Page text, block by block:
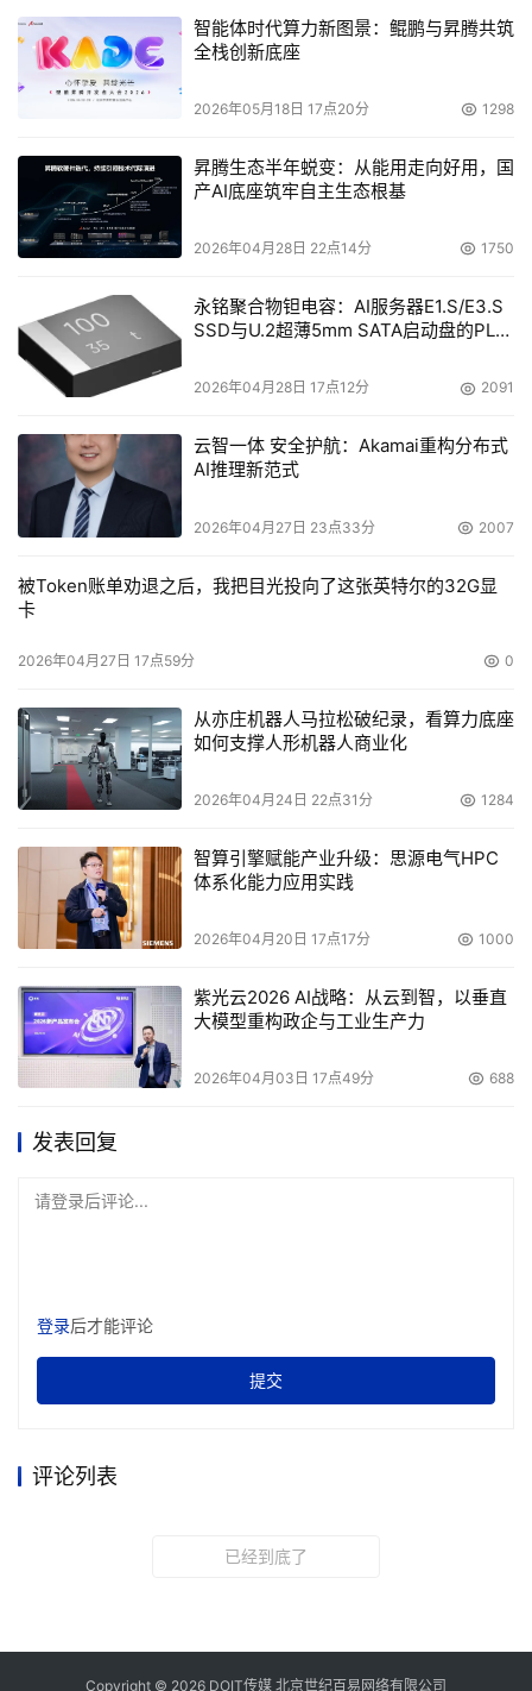
智能体时代算力新图景：鲲鹏与昇腾共筑
全栈创新底座
2026年05月18日 17点20分 1298
昇腾生态半年蜕变：从能用走向好用，国
产AI底座筑牢自主生态根基
2026年04月28日 22点14分 1750
永铭聚合物钽电容：AI服务器E1.S/E3.S
SSD与U.2超薄5mm SATA启动盘的PLP
2026年04月28日 17点12分 2091
云智一体 安全护航：Akamai重构分布式
AI推理新范式
2026年04月27日 23点33分 2007
被Token账单劝退之后，我把目光投向了这张英特尔的32G显
卡
2026年04月27日 17点59分 0
从亦庄机器人马拉松破纪录，看算力底座
如何支撑人形机器人商业化
2026年04月24日 22点31分 1284
智算引擎赋能产业升级：思源电气HPC
体系化能力应用实践
2026年04月20日 17点17分 1000
紫光云2026 AI战略：从云到智，以垂直
大模型重构政企与工业生产力
2026年04月03日 17点49分 688
发表回复
请登录后评论...
登录后才能评论
提交
评论列表
已经到底了
Copyright © 2026 DOIT传媒 北京世纪百易网络有限公司